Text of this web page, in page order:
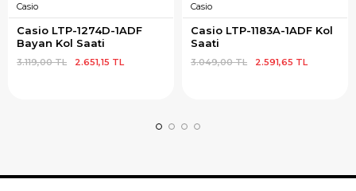
Casio
Casio LTP-1274D-1ADF
Bayan Kol Saati
2.651,15 TL
3.119,00 TL
Casio
Casio LTP-1183A-1ADF Kol
Saati
2.591,65 TL
3.049,00 TL